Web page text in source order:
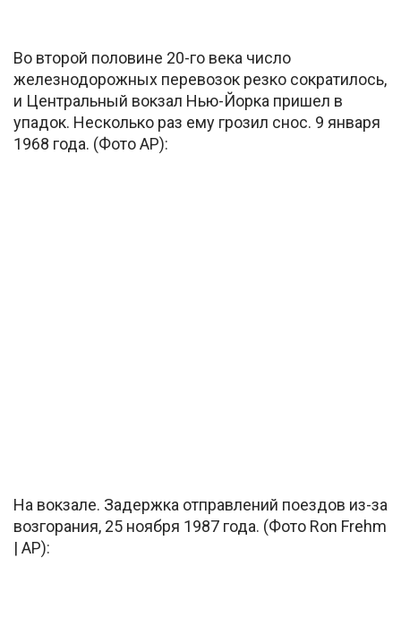
Во второй половине 20-го века число
железнодорожных перевозок резко сократилось,
и Центральный вокзал Нью-Йорка пришел в
упадок. Несколько раз ему грозил снос. 9 января
1968 года. (Фото AP):
На вокзале. Задержка отправлений поездов из-за
возгорания, 25 ноября 1987 года. (Фото Ron Frehm
| AP):